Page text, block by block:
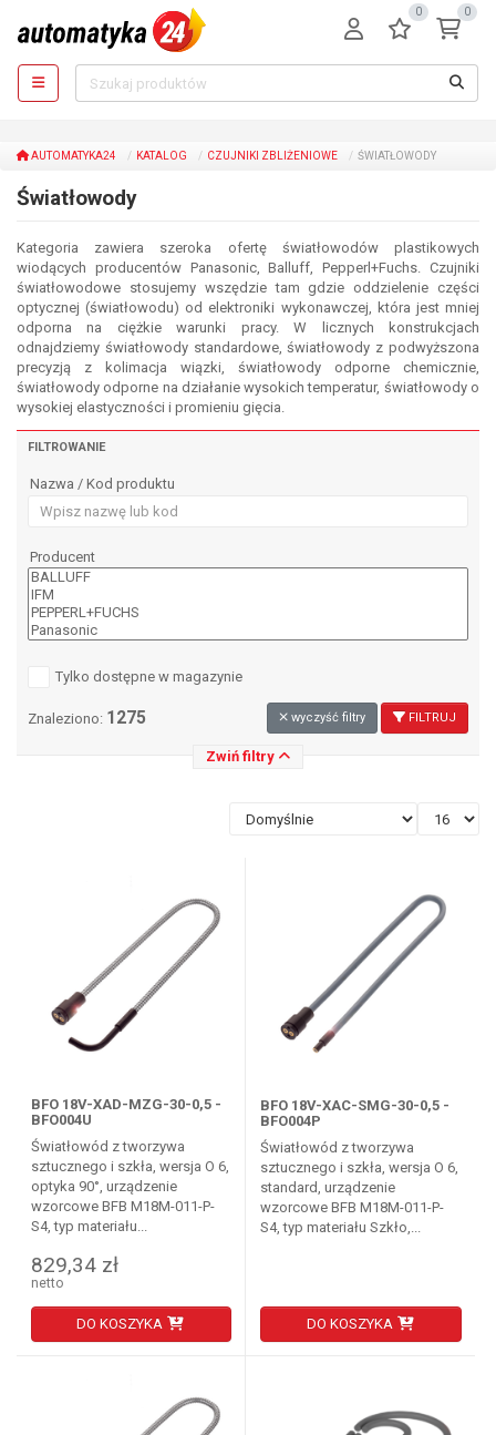
0 0
AUTOMATYKA24 KATALOG CZUJNIKI ZBLIŻENIOWE ŚWIATŁOWODY
Światłowody
Kategoria zawiera szeroka ofertę światłowodów plastikowych
wiodących producentów Panasonic, Balluff, Pepperl+Fuchs. Czujniki
światłowodowe stosujemy wszędzie tam gdzie oddzielenie części
optycznej (światłowodu) od elektroniki wykonawczej, która jest mniej
odporna na ciężkie warunki pracy. W licznych konstrukcjach
odnajdziemy światłowody standardowe, światłowody z podwyższona
precyzją z kolimacja wiązki, światłowody odporne chemicznie,
światłowody odporne na działanie wysokich temperatur, światłowody o
wysokiej elastyczności i promieniu gięcia.
FILTROWANIE
Nazwa / Kod produktu
Producent
Tylko dostępne w magazynie
Znaleziono: 1275 wyczyść filtry FILTRUJ
Zwiń filtry
BFO 18V-XAD-MZG-30-0,5 -
BFO004U
Światłowód z tworzywa
sztucznego i szkła, wersja O 6,
optyka 90°, urządzenie
wzorcowe BFB M18M-011-P-
S4, typ materiału...
829,34 zł
netto
DO KOSZYKA
BFO 18V-XAC-SMG-30-0,5 -
BFO004P
Światłowód z tworzywa
sztucznego i szkła, wersja O 6,
standard, urządzenie
wzorcowe BFB M18M-011-P-
S4, typ materiału Szkło,...
DO KOSZYKA